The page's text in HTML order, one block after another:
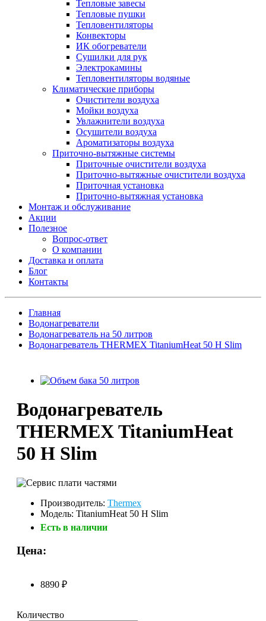
Тепловые завесы
Тепловые пушки
Тепловентиляторы
Конвекторы
ИК обогреватели
Сушилки для рук
Электрокамины
Тепловентиляторы водяные
Климатические приборы
Очистители воздуха
Мойки воздуха
Увлажнители воздуха
Осушители воздуха
Ароматизаторы воздуха
Приточно-вытяжные системы
Приточные очистители воздуха
Приточно-вытяжные очистители воздуха
Приточная установка
Приточно-вытяжная установка
Монтаж и обслуживание
Акции
Полезное
Вопрос-ответ
О компании
Доставка и оплата
Блог
Контакты
Главная
Водонагреватели
Водонагреватель на 50 литров
Водонагреватель THERMEX TitaniumHeat 50 H Slim
Водонагреватель
THERMEX TitaniumHeat
50 H Slim
Производитель: Thermex
Модель: TitaniumHeat 50 H Slim
Есть в наличии
Цена:
8890 ₽
Количество